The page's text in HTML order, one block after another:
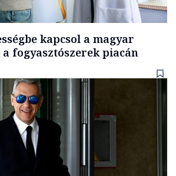
kapcsol a magyar
fogyasztószerek piacán